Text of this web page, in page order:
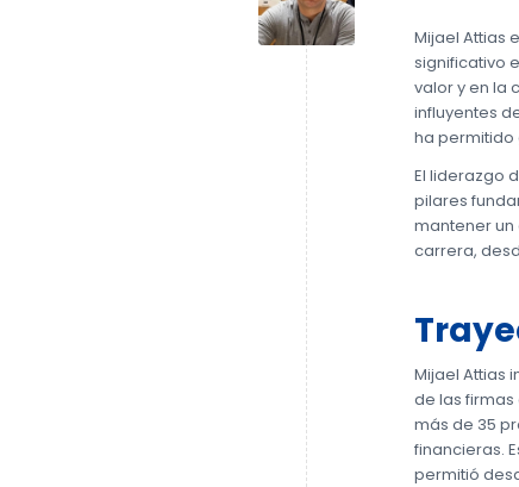
Mijael Attias
significativo
valor y en la
influyentes
ha permitido
El liderazgo
pilares
mantener un
carrera,
Mijael Attias
de las firmas
más de 35
financieras.
permitió